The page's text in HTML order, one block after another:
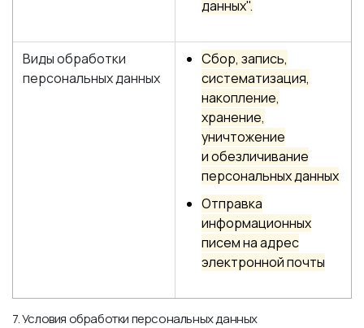
данных".
Виды обработки
персональных данных
Сбор, запись,
систематизация,
накопление,
хранение,
уничтожение
и обезличивание
персональных данных
Отправка
информационных
писем на адрес
электронной почты
7. Условия обработки персональных данных